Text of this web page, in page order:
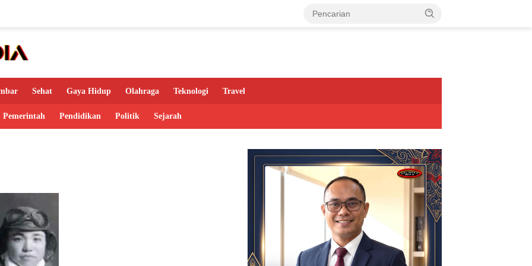
Sehat Gaya Hidup Olahraga Teknologi Travel
Pemerintah Pendidikan Politik Sejarah